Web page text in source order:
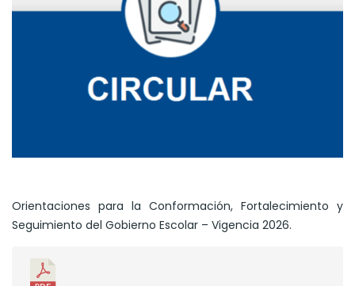
Orientaciones para la Conformación, Fortalecimiento y
Seguimiento del Gobierno Escolar – Vigencia 2026.